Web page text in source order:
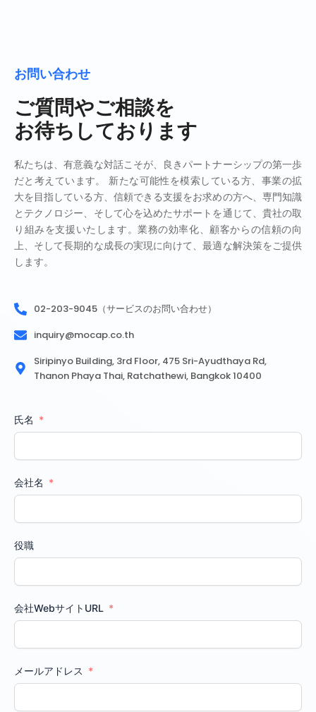
お問い合わせ
ご質問やご相談を
お待ちしております
私たちは、有意義な対話こそが、良きパートナーシップの第一歩
だと考えています。 新たな可能性を模索している方、事業の拡
大を目指している方、信頼できる支援をお求めの方へ、専門知識
とテクノロジー、そして心を込めたサポートを通じて、貴社の取
り組みを支援いたします。業務の効率化、顧客からの信頼の向
上、そして長期的な成長の実現に向けて、最適な解決策をご提供
します。
02-203-9045（サービスのお問い合わせ）
inquiry@mocap.co.th
Siripinyo Building, 3rd Floor, 475 Sri-Ayudthaya Rd,
Thanon Phaya Thai, Ratchathewi, Bangkok 10400
氏名
会社名
役職
会社WebサイトURL
メールアドレス